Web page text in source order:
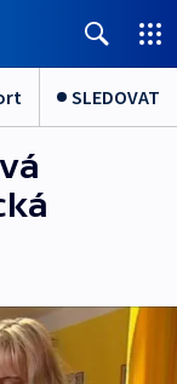
SLEDOVAT